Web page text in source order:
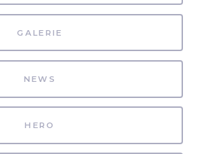
GALERIE
NEWS
HERO